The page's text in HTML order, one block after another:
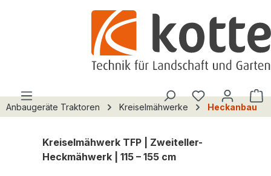
Du hast 0
Anbaugeräte Traktoren Kreiselmähwerke Heckanbau
Kreiselmähwerk TFP | Zweiteller-
Heckmähwerk | 115 – 155 cm